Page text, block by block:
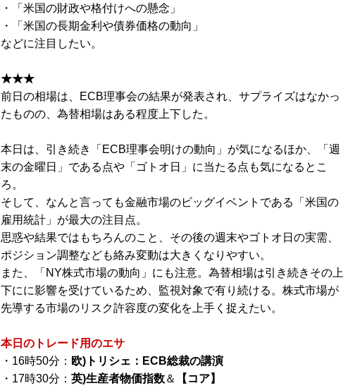
・「米国の財政や格付けへの懸念」
・「米国の長期金利や債券価格の動向」
などに注目したい。
★★★
前日の相場は、ECB理事会の結果が発表され、サプライズはなかっ
たものの、為替相場はある程度上下した。
本日は、引き続き「ECB理事会明けの動向」が気になるほか、「週
末の金曜日」である点や「ゴトオ日」に当たる点も気になるとこ
ろ。
そして、なんと言っても金融市場のビッグイベントである「米国の
雇用統計」が最大の注目点。
思惑や結果ではもちろんのこと、その後の週末やゴトオ日の実需、
ポジション調整なども絡み変動は大きくなりやすい。
また、「NY株式市場の動向」にも注意。為替相場は引き続きその上
下にに影響を受けているため、監視対象で有り続ける。株式市場が
先導する市場のリスク許容度の変化を上手く捉えたい。
本日のトレード用のエサ
・16時50分： 欧)トリシェ：ECB総裁の講演
・17時30分： 英)生産者物価指数＆
【コア】